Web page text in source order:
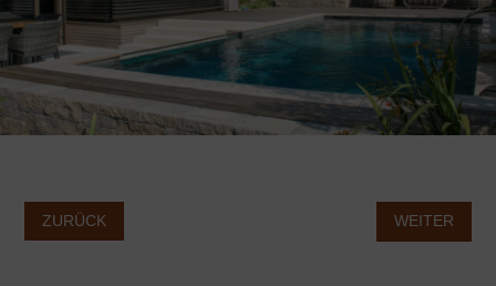
ZURÜCK WEITER